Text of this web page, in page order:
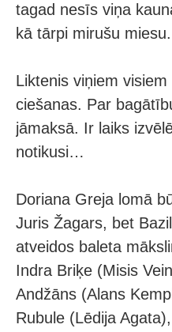
tagad nesīs viņa
kā tārpi mirušu miesu.
Liktenis viņiem
ciešanas. Par
jāmaksā. Ir laiks
notikusi…
Doriana Greja lomā
Juris Žagars, bet
atveidos baleta
Indra Briķe (Misis
Andžāns (Alans
Rubule (Lēdija